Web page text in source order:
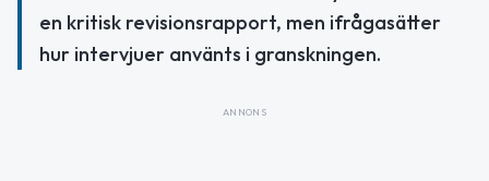
en kritisk revisionsrapport, men ifrågasätter
hur intervjuer använts i granskningen.
ANNONS